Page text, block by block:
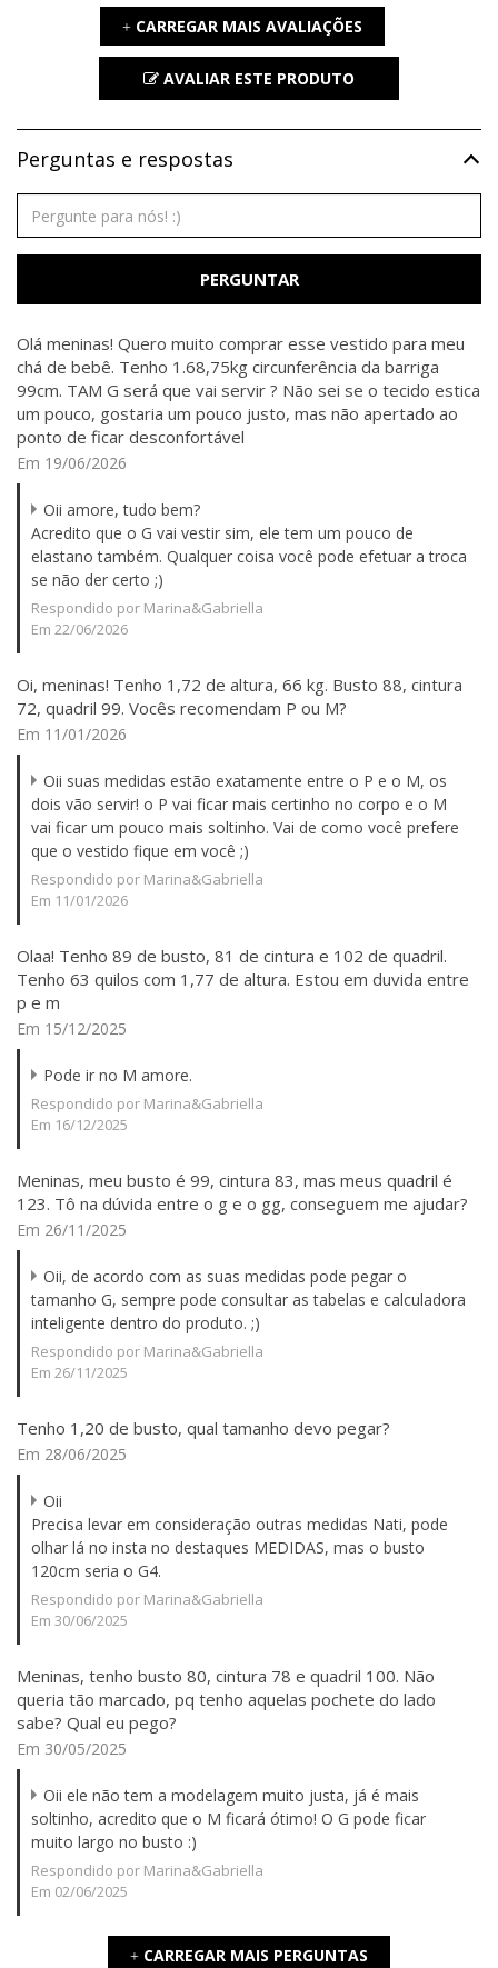
+ CARREGAR MAIS AVALIAÇÕES
AVALIAR ESTE PRODUTO
Perguntas e respostas
PERGUNTAR
Olá meninas! Quero muito comprar esse vestido para meu
chá de bebê. Tenho 1.68,75kg circunferência da barriga
99cm. TAM G será que vai servir ? Não sei se o tecido estica
um pouco, gostaria um pouco justo, mas não apertado ao
ponto de ficar desconfortável
Em 19/06/2026
Oii amore, tudo bem?
Acredito que o G vai vestir sim, ele tem um pouco de
elastano também. Qualquer coisa você pode efetuar a troca
se não der certo ;)
Respondido por Marina&Gabriella
Em 22/06/2026
Oi, meninas! Tenho 1,72 de altura, 66 kg. Busto 88, cintura
72, quadril 99. Vocês recomendam P ou M?
Em 11/01/2026
Oii suas medidas estão exatamente entre o P e o M, os
dois vão servir! o P vai ficar mais certinho no corpo e o M
vai ficar um pouco mais soltinho. Vai de como você prefere
que o vestido fique em você ;)
Respondido por Marina&Gabriella
Em 11/01/2026
Olaa! Tenho 89 de busto, 81 de cintura e 102 de quadril.
Tenho 63 quilos com 1,77 de altura. Estou em duvida entre
p e m
Em 15/12/2025
Pode ir no M amore.
Respondido por Marina&Gabriella
Em 16/12/2025
Meninas, meu busto é 99, cintura 83, mas meus quadril é
123. Tô na dúvida entre o g e o gg, conseguem me ajudar?
Em 26/11/2025
Oii, de acordo com as suas medidas pode pegar o
tamanho G, sempre pode consultar as tabelas e calculadora
inteligente dentro do produto. ;)
Respondido por Marina&Gabriella
Em 26/11/2025
Tenho 1,20 de busto, qual tamanho devo pegar?
Em 28/06/2025
Oii
Precisa levar em consideração outras medidas Nati, pode
olhar lá no insta no destaques MEDIDAS, mas o busto
120cm seria o G4.
Respondido por Marina&Gabriella
Em 30/06/2025
Meninas, tenho busto 80, cintura 78 e quadril 100. Não
queria tão marcado, pq tenho aquelas pochete do lado
sabe? Qual eu pego?
Em 30/05/2025
Oii ele não tem a modelagem muito justa, já é mais
soltinho, acredito que o M ficará ótimo! O G pode ficar
muito largo no busto :)
Respondido por Marina&Gabriella
Em 02/06/2025
+ CARREGAR MAIS PERGUNTAS